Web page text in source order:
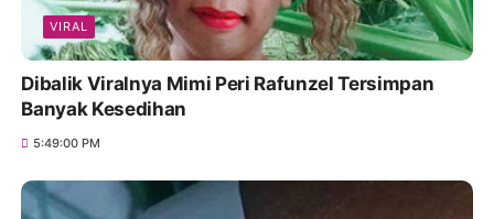
VIRAL
Dibalik Viralnya Mimi Peri Rafunzel Tersimpan
Banyak Kesedihan
5:49:00 PM